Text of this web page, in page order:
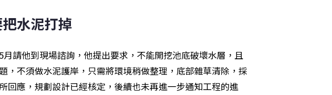
水泥打掉
請他到現場諮詢，他提出要求，不能開挖池底破壞水層，且
，不須做水泥護岸，只需將環境稍做整理，底部雜草清除，採
回應，規劃設計已經核定，後續也未再進一步通知工程的進